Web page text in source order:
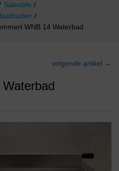
Saleable /
/
WNB 14 Waterbad
volgende artikel →